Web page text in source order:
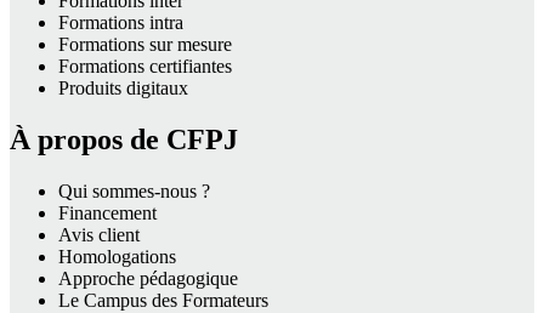
Formations intra
Formations sur mesure
Formations certifiantes
Produits digitaux
À propos de CFPJ
Qui sommes-nous ?
Financement
Avis client
Homologations
Approche pédagogique
Le Campus des Formateurs